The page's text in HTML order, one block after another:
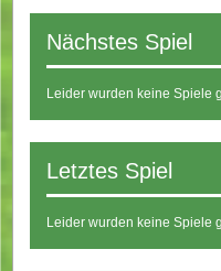
Nächstes Spiel
Leider wurden keine Spiele
Letztes Spiel
Leider wurden keine Spiele